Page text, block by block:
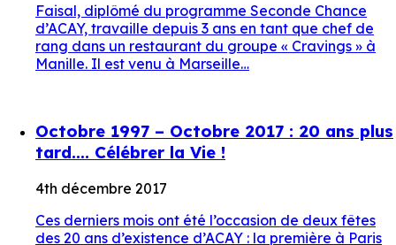
Faisal, diplômé du programme Seconde Chance
d’ACAY, travaille depuis 3 ans en tant que chef de
rang dans un restaurant du groupe « Cravings » à
Manille. Il est venu à Marseille…
Octobre 1997 – Octobre 2017 : 20 ans plus
tard…. Célébrer la Vie !
4th décembre 2017
Ces derniers mois ont été l’occasion de deux fêtes
des 20 ans d’existence d’ACAY : la première à Paris